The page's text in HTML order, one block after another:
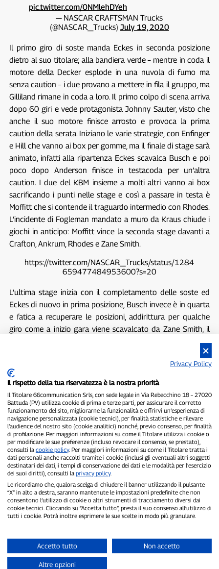
pic.twitter.com/0NMlehDYeh
— NASCAR CRAFTSMAN Trucks
(@NASCAR_Trucks) July 19, 2020
Il primo giro di soste manda Eckes in seconda posizione
dietro al suo titolare; alla bandiera verde – mentre in coda il
motore della Decker esplode in una nuvola di fumo ma
senza caution – i due provano a mettere in fila il gruppo, ma
Gilliland rimane in coda a loro. Il primo colpo di scena arriva
dopo 60 giri e vede protagonista Johnny Sauter, visto che
anche il suo motore finisce arrosto e provoca la prima
caution della serata. Iniziano le varie strategie, con Enfinger
e Hill che vanno ai box per gomme, ma il finale di stage sarà
animato, infatti alla ripartenza Eckes scavalca Busch e poi
poco dopo Anderson finisce in testacoda per un’altra
caution. I due del KBM insieme a molti altri vanno ai box
sacrificando i punti nelle stage e così a passare in testa è
Moffitt che si contende il traguardo intermedio con Rhodes.
L’incidente di Fogleman mandato a muro da Kraus chiude i
giochi in anticipo: Moffitt vince la seconda stage davanti a
Crafton, Ankrum, Rhodes e Zane Smith.
https://twitter.com/NASCAR_Trucks/status/1284
659477484953600?s=20
L’ultima stage inizia con il completamento delle soste ed
Eckes di nuovo in prima posizione, Busch invece è in quarta
e fatica a recuperare le posizioni, addirittura per qualche
giro come a inizio gara viene scavalcato da Zane Smith, il
quale però poi finisce da solo a muro. La gara si decide in
sintesi all’ultima sosta: malgrado un bloccaggio incredibile
in ingresso in pit lane ed un blackout mentale che lo fa
quasi fermare allo stallo col #18 esposto (il numero che ha
Xfinity), l’undercut di Kyle Busch ad Eckes funziona e
quando esce dai box ha già un margine di sicurezza che poi
a pista libera amplia. L’ultima caution arriva a 15 giri dalla
fine (Rhodes tocca Gilliland e Todd finisce duramente a
muro) e così Eckes ha una seconda chance.
A big hit and heavy damage for Todd Gilliland.
pic.twitter.com/EDnGRantBI
— FOX: NASCAR (@NASCARONFOX)July 19,
2020
davanti e per il giovane Eckes non c’è più la chance di
ripassare Busch, in ogni caso rimangono i complimenti di
tutti per aver reso la vita a Rowdy la vita molto più difficile
Privacy Policy
Il rispetto della tua riservatezza è la nostra priorità
Il Titolare 66communication Srls, con sede legale in Via Rebecchino 18 – 27020
Battuda (PV) utilizza cookie di prima e terze parti, per assicurare il corretto
funzionamento del sito, migliorarne la funzionalità e offrirvi un’esperienza di
navigazione personalizzata (cookie tecnici), per finalità statistiche e rilevare
l’audience del nostro sito (cookie analitici) nonché, previo consenso, per finalità
di profilazione. Per maggiori informazioni su come il Titolare utilizza i cookie o
per modificare le sue preferenze (incluso revocare il consenso, se prestato),
consulti la cookie policy. Per maggiori informazioni su come il Titolare tratta i
dati personali anche raccolti tramite i cookie (inclusi gli eventuali altri soggetti
destinatari dei dati, i tempi di conservazione dei dati e le modalità per l’esercizio
dei suoi diritti), consulti la privacy policy.
Le ricordiamo che, qualora scelga di chiudere il banner utilizzando il pulsante
“X” in alto a destra, saranno mantenute le impostazioni predefinite che non
consentono l’utilizzo di cookie o altri strumenti di tracciamento diversi dai
cookie tecnici. Cliccando su “Accetta tutto”, presta il suo consenso all’utilizzo di
tutti i cookie. Potrà inoltre esprimere le sue scelte in modo più granulare.
Accetto tutto Non accetto
Altre opzioni